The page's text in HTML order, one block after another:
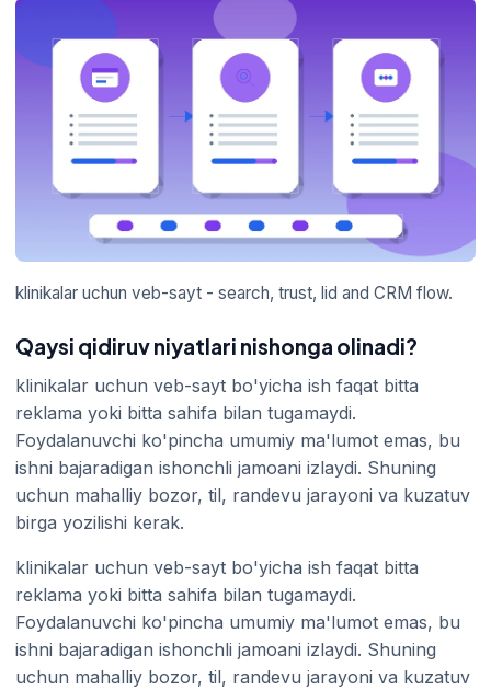
klinikalar uchun veb-sayt - search, trust, lid and CRM flow.
Qaysi qidiruv niyatlari nishonga olinadi?
klinikalar uchun veb-sayt bo'yicha ish faqat bitta
reklama yoki bitta sahifa bilan tugamaydi.
Foydalanuvchi ko'pincha umumiy ma'lumot emas, bu
ishni bajaradigan ishonchli jamoani izlaydi. Shuning
uchun mahalliy bozor, til, randevu jarayoni va kuzatuv
birga yozilishi kerak.
klinikalar uchun veb-sayt bo'yicha ish faqat bitta
reklama yoki bitta sahifa bilan tugamaydi.
Foydalanuvchi ko'pincha umumiy ma'lumot emas, bu
ishni bajaradigan ishonchli jamoani izlaydi. Shuning
uchun mahalliy bozor, til, randevu jarayoni va kuzatuv